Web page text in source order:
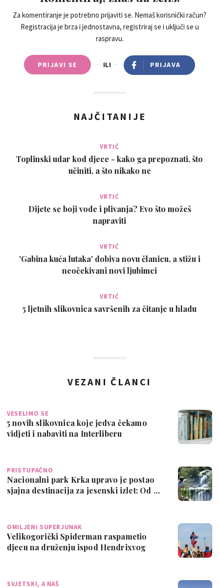
Za komentiranje je potrebno prijaviti se. Nemaš korisnički račun?
Registracija je brza i jednostavna, registriraj se i uključi se u
raspravu.
PRIJAVI SE ILI PRIJAVA
NAJČITANIJE
VRTIĆ
Toplinski udar kod djece - kako ga prepoznati, što
učiniti, a što nikako ne
VRTIĆ
Dijete se boji vode i plivanja? Evo što možeš
napraviti
VRTIĆ
'Gabina kuća lutaka' dobiva novu članicu, a stižu i
neočekivani novi ljubimci
VRTIĆ
5 ljetnih slikovnica savršenih za čitanje u hladu
VEZANI ČLANCI
VESELIMO SE
5 novih slikovnica koje jedva čekamo
vidjeti i nabaviti na Interliberu
PRISTUPAČNO
Nacionalni park Krka upravo je postao
sjajna destinacija za jesenski izlet: Od …
OMILJENI SUPERJUNAK
Velikogorički Spiderman raspametio
djecu na druženju ispod Hendrixvog
SVJETSKI, A NAŠ